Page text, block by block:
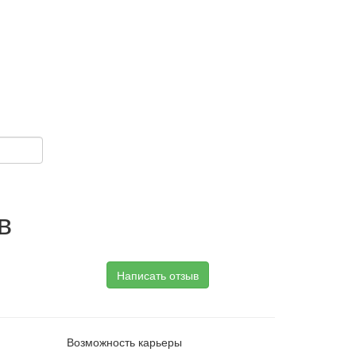
Написать отзыв
Возможность карьеры